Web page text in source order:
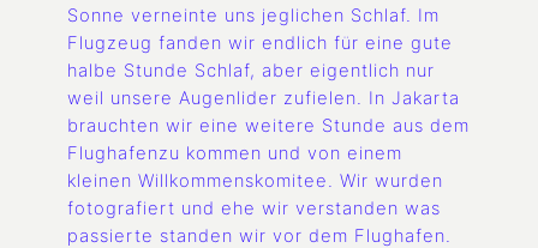
Sonne verneinte uns jeglichen Schlaf. Im
Flugzeug fanden wir endlich für eine gute
halbe Stunde Schlaf, aber eigentlich nur
weil unsere Augenlider zufielen. In Jakarta
brauchten wir eine weitere Stunde aus dem
Flughafenzu kommen und von einem
kleinen Willkommenskomitee. Wir wurden
fotografiert und ehe wir verstanden was
passierte standen wir vor dem Flughafen.